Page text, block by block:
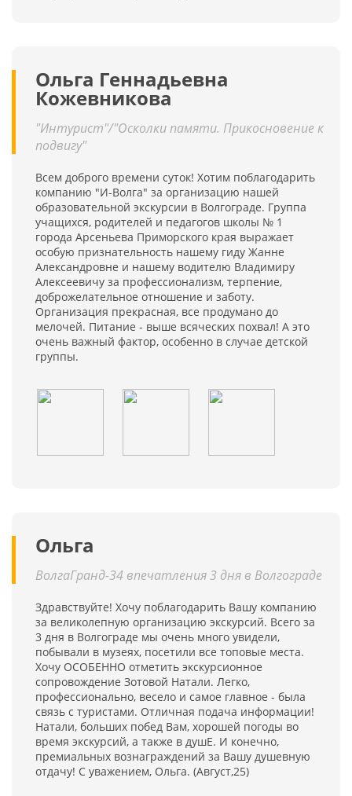
Ольга Геннадьевна
Кожевникова
"Интурист"/"Осколки памяти. Прикосновение к
подвигу"
Всем доброго времени суток! Хотим поблагодарить
компанию "И-Волга" за организацию нашей
образовательной экскурсии в Волгограде. Группа
учащихся, родителей и педагогов школы № 1
города Арсеньева Приморского края выражает
особую признательность нашему гиду Жанне
Александровне и нашему водителю Владимиру
Алексеевичу за профессионализм, терпение,
доброжелательное отношение и заботу.
Организация прекрасная, все продумано до
мелочей. Питание - выше всяческих похвал! А это
очень важный фактор, особенно в случае детской
группы.
Ольга
ВолгаГранд-34 впечатления 3 дня в Волгограде
Здравствуйте! Хочу поблагодарить Вашу компанию
за великолепную организацию экскурсий. Всего за
3 дня в Волгограде мы очень много увидели,
побывали в музеях, посетили все топовые места.
Хочу ОСОБЕННО отметить экскурсионное
сопровождение Зотовой Натали. Легко,
профессионально, весело и самое главное - была
связь с туристами. Отличная подача информации!
Натали, больших побед Вам, хорошей погоды во
время экскурсий, а также в душЕ. И конечно,
премиальных вознаграждений за Вашу душевную
отдачу! С уважением, Ольга. (Август,25)